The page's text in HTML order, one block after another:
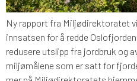
Ny rapport fra Miljødirektoratet
innsatsen for å redde
redusere utslipp fra jordbruk og
miljømålene som er satt for